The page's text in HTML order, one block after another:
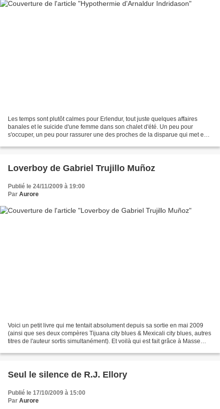
Les temps sont plutôt calmes pour Erlendur, tout juste quelques affaires
banales et le suicide d'une femme dans son chalet d'été. Un peu pour
s'occuper, un peu pour rassurer une des proches de la disparue qui met en
Loverboy de Gabriel Trujillo Muñoz
Publié le 24/11/2009 à 19:00
Par Aurore
Voici un petit livre qui me tentait absolument depuis sa sortie en mai 2009
(ainsi que ses deux compères Tijuana city blues & Mexicali city blues, autres
titres de l'auteur sortis simultanément). Et voilà qui est fait grâce à Masse
Seul le silence de R.J. Ellory
Publié le 17/10/2009 à 15:00
Par Aurore